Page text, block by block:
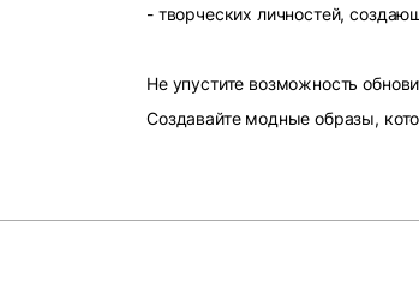
- творческих личностей,
Не упустите возможность
Создавайте модные образы,